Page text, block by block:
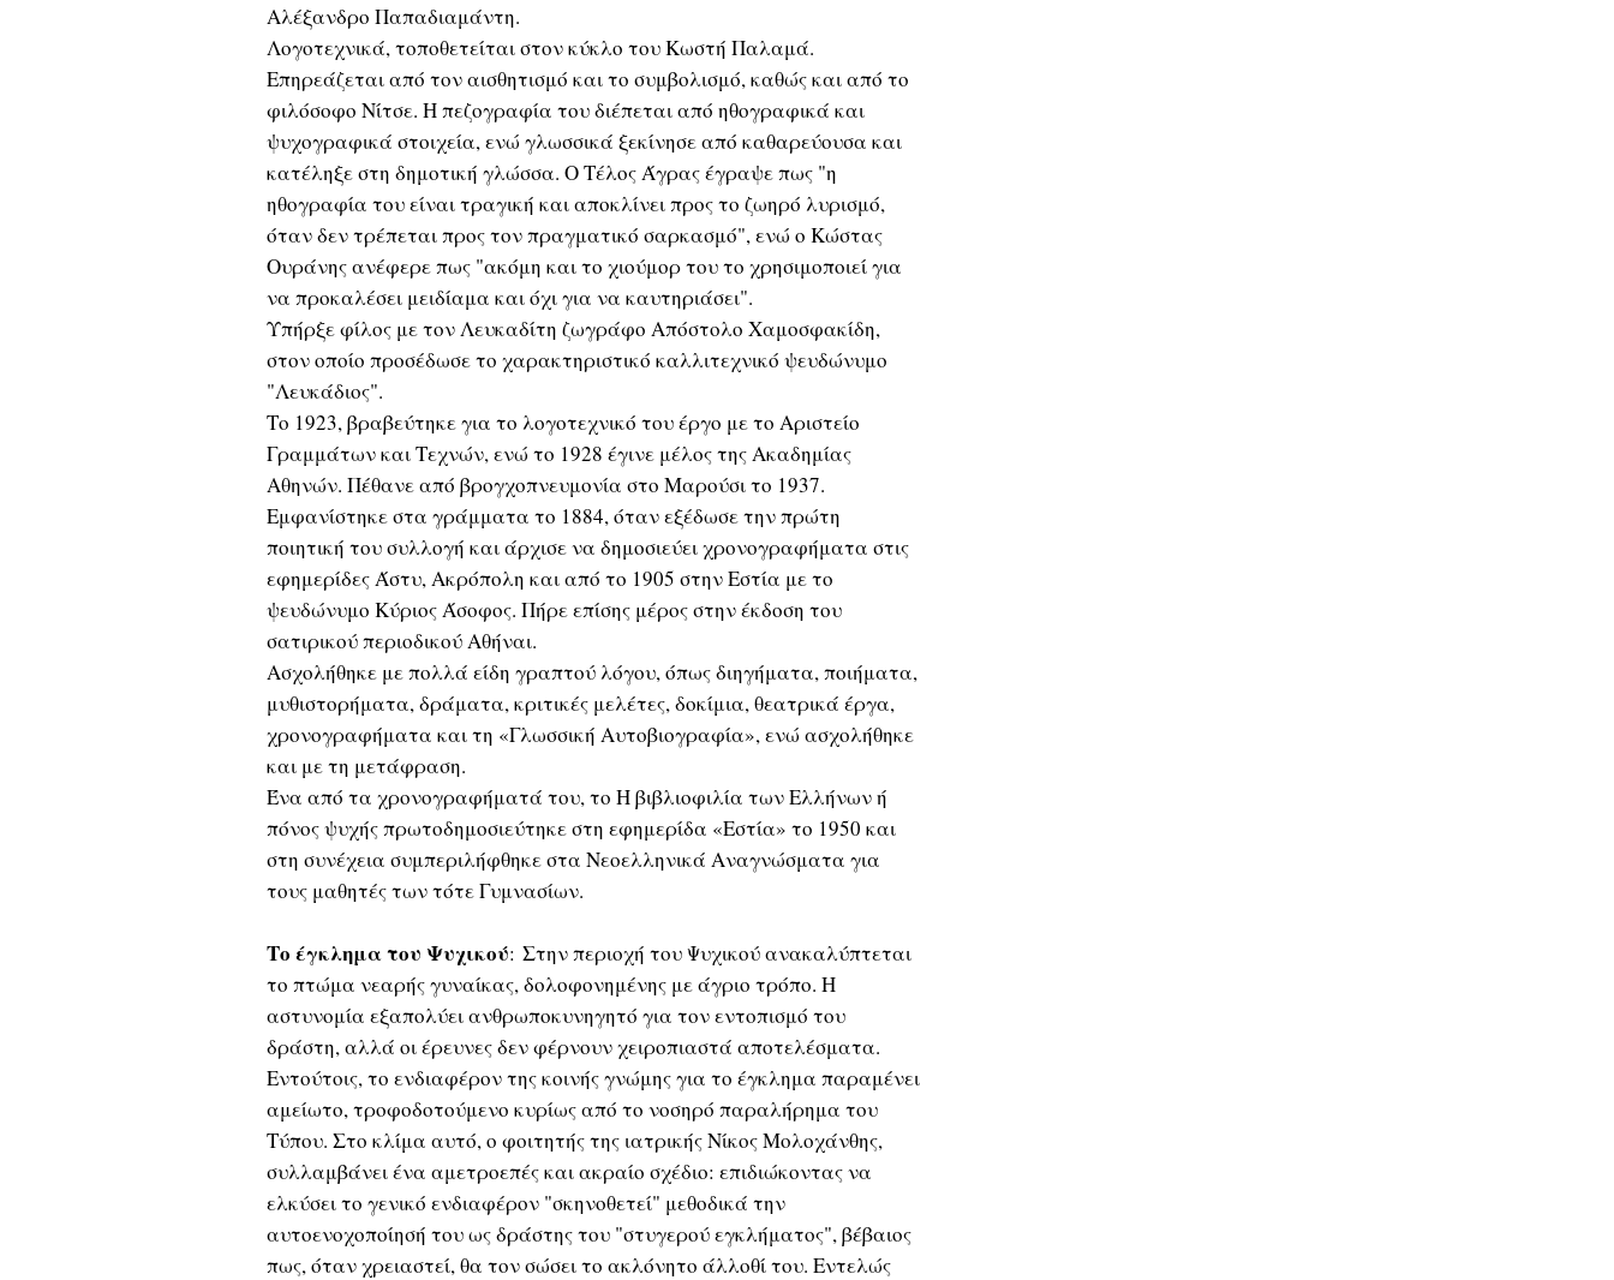
Αλέξανδρο Παπαδιαμάντη.
Λογοτεχνικά, τοποθετείται στον κύκλο του Κωστή Παλαμά.
Επηρεάζεται από τον αισθητισμό και το συμβολισμό, καθώς και από το
φιλόσοφο Νίτσε. Η πεζογραφία του διέπεται από ηθογραφικά και
ψυχογραφικά στοιχεία, ενώ γλωσσικά ξεκίνησε από καθαρεύουσα και
κατέληξε στη δημοτική γλώσσα. Ο Τέλος Άγρας έγραψε πως "η
ηθογραφία του είναι τραγική και αποκλίνει προς το ζωηρό λυρισμό,
όταν δεν τρέπεται προς τον πραγματικό σαρκασμό", ενώ ο Κώστας
Ουράνης ανέφερε πως "ακόμη και το χιούμορ του το χρησιμοποιεί για
να προκαλέσει μειδίαμα και όχι για να καυτηριάσει".
Υπήρξε φίλος με τον Λευκαδίτη ζωγράφο Απόστολο Χαμοσφακίδη,
στον οποίο προσέδωσε το χαρακτηριστικό καλλιτεχνικό ψευδώνυμο
"Λευκάδιος".
Το 1923, βραβεύτηκε για το λογοτεχνικό του έργο με το Αριστείο
Γραμμάτων και Τεχνών, ενώ το 1928 έγινε μέλος της Ακαδημίας
Αθηνών. Πέθανε από βρογχοπνευμονία στο Μαρούσι το 1937.
Εμφανίστηκε στα γράμματα το 1884, όταν εξέδωσε την πρώτη
ποιητική του συλλογή και άρχισε να δημοσιεύει χρονογραφήματα στις
εφημερίδες Άστυ, Ακρόπολη και από το 1905 στην Εστία με το
ψευδώνυμο Κύριος Άσοφος. Πήρε επίσης μέρος στην έκδοση του
σατιρικού περιοδικού Αθήναι.
Ασχολήθηκε με πολλά είδη γραπτού λόγου, όπως διηγήματα, ποιήματα,
μυθιστορήματα, δράματα, κριτικές μελέτες, δοκίμια, θεατρικά έργα,
χρονογραφήματα και τη «Γλωσσική Αυτοβιογραφία», ενώ ασχολήθηκε
και με τη μετάφραση.
Ένα από τα χρονογραφήματά του, το Η βιβλιοφιλία των Ελλήνων ή
πόνος ψυχής πρωτοδημοσιεύτηκε στη εφημερίδα «Εστία» το 1950 και
στη συνέχεια συμπεριλήφθηκε στα Νεοελληνικά Αναγνώσματα για
τους μαθητές των τότε Γυμνασίων.
Το έγκλημα του Ψυχικού: Στην περιοχή του Ψυχικού ανακαλύπτεται
το πτώμα νεαρής γυναίκας, δολοφονημένης με άγριο τρόπο. Η
αστυνομία εξαπολύει ανθρωποκυνηγητό για τον εντοπισμό του
δράστη, αλλά οι έρευνες δεν φέρνουν χειροπιαστά αποτελέσματα.
Εντούτοις, το ενδιαφέρον της κοινής γνώμης για το έγκλημα παραμένει
αμείωτο, τροφοδοτούμενο κυρίως από το νοσηρό παραλήρημα του
Τύπου. Στο κλίμα αυτό, ο φοιτητής της ιατρικής Νίκος Μολοχάνθης,
συλλαμβάνει ένα αμετροεπές και ακραίο σχέδιο: επιδιώκοντας να
ελκύσει το γενικό ενδιαφέρον "σκηνοθετεί" μεθοδικά την
αυτoενοχοποίησή του ως δράστης του "στυγερού εγκλήματος", βέβαιος
πως, όταν χρειαστεί, θα τον σώσει το ακλόνητο άλλοθί του. Εντελώς